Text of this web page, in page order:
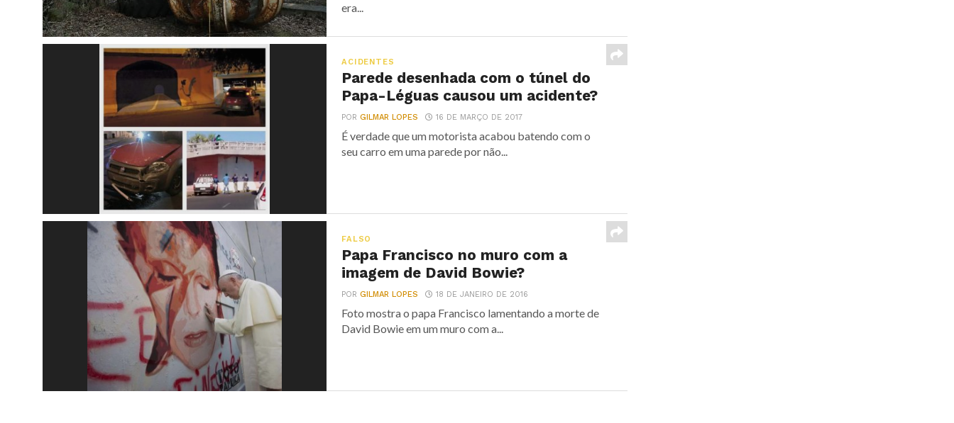
era...
ACIDENTES
Parede desenhada com o túnel do
Papa-Léguas causou um acidente?
PORGILMAR LOPES 16 DE MARÇO DE 2017
É verdade que um motorista acabou batendo com o
seu carro em uma parede por não...
FALSO
Papa Francisco no muro com a
imagem de David Bowie?
PORGILMAR LOPES 18 DE JANEIRO DE 2016
Foto mostra o papa Francisco lamentando a morte de
David Bowie em um muro com a...